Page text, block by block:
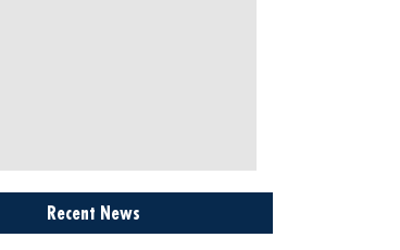
Recent News